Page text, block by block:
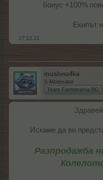
бонус +100%
Екипът
17.12.21
mushnu4ka
S-Moderator
Team Farmerama BG
Искаме да ви
Разпродажба